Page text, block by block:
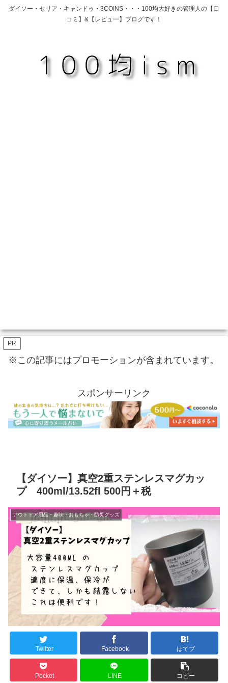
ダイソー・セリア・キャンドゥ・3COINS・・・100均大好きの管理人の【口
コミ】&【レビュー】ブログです！
PR
※この記事にはプロモーションが含まれています。
スポンサーリンク
【ダイソー】真空2重ステンレスマグカッ
プ 400ml/13.52fl 500円＋税
アウトドア用品・趣味・おもちゃ・防災グッズ
Twitter Facebook はてブ
Pocket LINE コピー